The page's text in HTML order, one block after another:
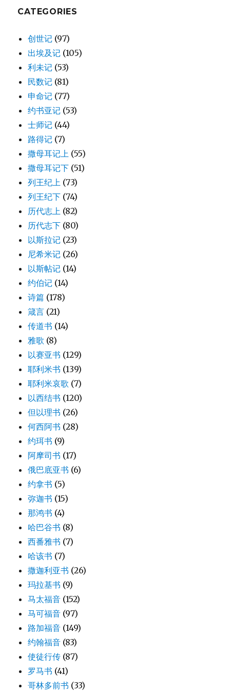
CATEGORIES
创世记 (97)
出埃及记 (105)
利未记 (53)
民数记 (81)
申命记 (77)
约书亚记 (53)
士师记 (44)
路得记 (7)
撒母耳记上 (55)
撒母耳记下 (51)
列王纪上 (73)
列王纪下 (74)
历代志上 (82)
历代志下 (80)
以斯拉记 (23)
尼希米记 (26)
以斯帖记 (14)
约伯记 (14)
诗篇 (178)
箴言 (21)
传道书 (14)
雅歌 (8)
以赛亚书 (129)
耶利米书 (139)
耶利米哀歌 (7)
以西结书 (120)
但以理书 (26)
何西阿书 (28)
约珥书 (9)
阿摩司书 (17)
俄巴底亚书 (6)
约拿书 (5)
弥迦书 (15)
那鸿书 (4)
哈巴谷书 (8)
西番雅书 (7)
哈该书 (7)
撒迦利亚书 (26)
玛拉基书 (9)
马太福音 (152)
马可福音 (97)
路加福音 (149)
约翰福音 (83)
使徒行传 (87)
罗马书 (41)
哥林多前书 (33)